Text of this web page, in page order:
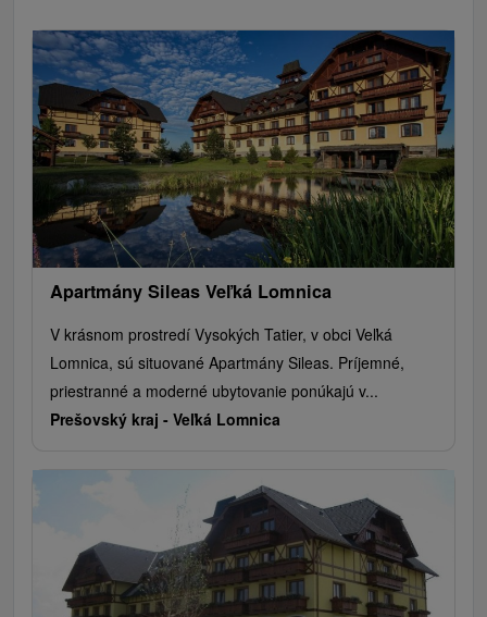
Apartmány Sileas Veľká Lomnica
V krásnom prostredí Vysokých Tatier, v obci Veľká
Lomnica, sú situované Apartmány Sileas. Príjemné,
priestranné a moderné ubytovanie ponúkajú v...
Prešovský kraj - Veľká Lomnica